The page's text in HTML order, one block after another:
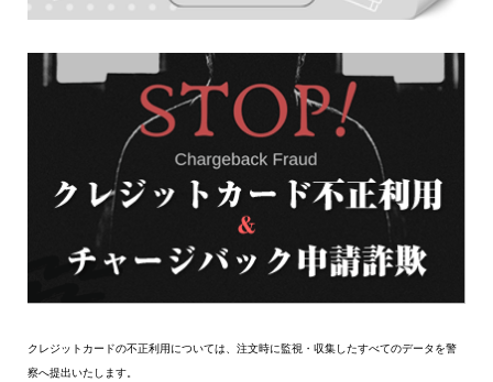
クレジットカードの不正利用については、注文時に監視・収集したすべてのデータを警
察へ提出いたします。